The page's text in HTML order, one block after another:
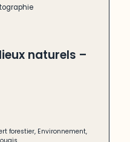
naturels –
forestier, Environnement,